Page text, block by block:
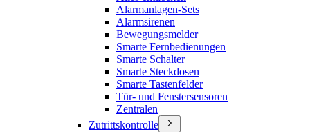
Alarmanlagen-Sets
Alarmsirenen
Bewegungsmelder
Smarte Fernbedienungen
Smarte Schalter
Smarte Steckdosen
Smarte Tastenfelder
Tür- und Fenstersensoren
Zentralen
Zutrittskontrolle